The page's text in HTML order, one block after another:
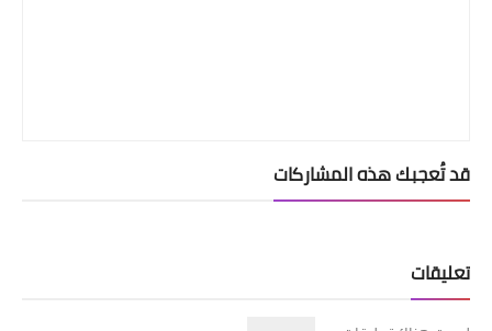
قد تُعجبك هذه المشاركات
تعليقات